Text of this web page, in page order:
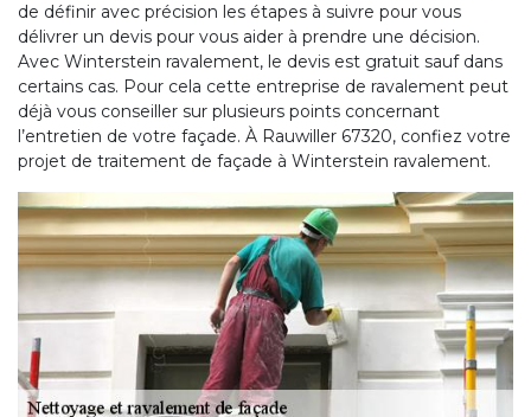
de définir avec précision les étapes à suivre pour vous
délivrer un devis pour vous aider à prendre une décision.
Avec Winterstein ravalement, le devis est gratuit sauf dans
certains cas. Pour cela cette entreprise de ravalement peut
déjà vous conseiller sur plusieurs points concernant
l’entretien de votre façade. À Rauwiller 67320, confiez votre
projet de traitement de façade à Winterstein ravalement.